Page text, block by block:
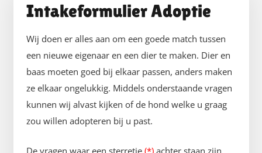
Intakeformulier Adoptie
Wij doen er alles aan om een goede match tussen
een nieuwe eigenaar en een dier te maken. Dier en
baas moeten goed bij elkaar passen, anders maken
ze elkaar ongelukkig. Middels onderstaande vragen
kunnen wij alvast kijken of de hond welke u graag
zou willen adopteren bij u past.
De vragen waar een sterretje (*) achter staan zijn